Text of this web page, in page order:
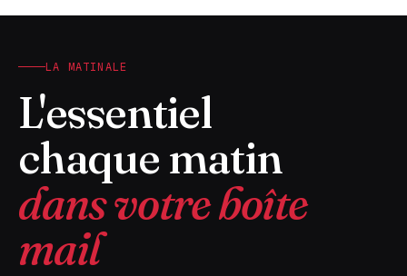
LA MATINALE
L'essentiel
chaque matin
dans votre boîte
mail